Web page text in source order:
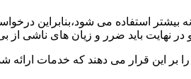
استفاده می شود،بنابراین
باید ضرر و زیان های ناشی از بی
را بر این قرار می دهند که خدمات